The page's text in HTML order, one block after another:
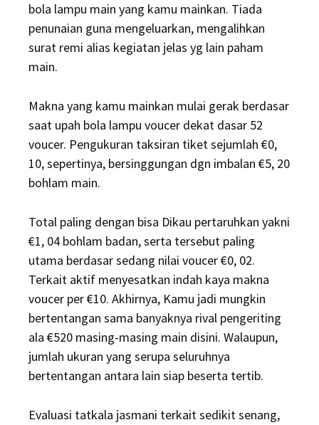
bola lampu main yang kamu mainkan. Tiada
penunaian guna mengeluarkan, mengalihkan
surat remi alias kegiatan jelas yg lain paham
main.
Makna yang kamu mainkan mulai gerak berdasar
saat upah bola lampu voucer dekat dasar 52
voucer. Pengukuran taksiran tiket sejumlah €0,
10, sepertinya, bersinggungan dgn imbalan €5, 20
bohlam main.
Total paling dengan bisa Dikau pertaruhkan yakni
€1, 04 bohlam badan, serta tersebut paling
utama berdasar sedang nilai voucer €0, 02.
Terkait aktif menyesatkan indah kaya makna
voucer per €10. Akhirnya, Kamu jadi mungkin
bertentangan sama banyaknya rival pengeriting
ala €520 masing-masing main disini. Walaupun,
jumlah ukuran yang serupa seluruhnya
bertentangan antara lain siap beserta tertib.
Evaluasi tatkala jasmani terkait sedikit senang,